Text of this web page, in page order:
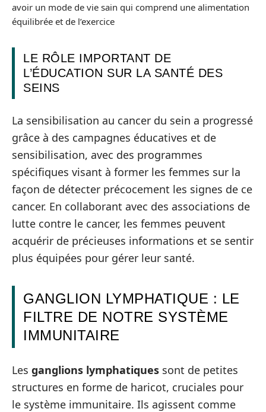
avoir un mode de vie sain qui comprend une alimentation
équilibrée et de l’exercice
LE RÔLE IMPORTANT DE
L’ÉDUCATION SUR LA SANTÉ DES
SEINS
La sensibilisation au cancer du sein a progressé
grâce à des campagnes éducatives et de
sensibilisation, avec des programmes
spécifiques visant à former les femmes sur la
façon de détecter précocement les signes de ce
cancer. En collaborant avec des associations de
lutte contre le cancer, les femmes peuvent
acquérir de précieuses informations et se sentir
plus équipées pour gérer leur santé.
GANGLION LYMPHATIQUE : LE
FILTRE DE NOTRE SYSTÈME
IMMUNITAIRE
Les ganglions lymphatiques sont de petites
structures en forme de haricot, cruciales pour
le système immunitaire. Ils agissent comme